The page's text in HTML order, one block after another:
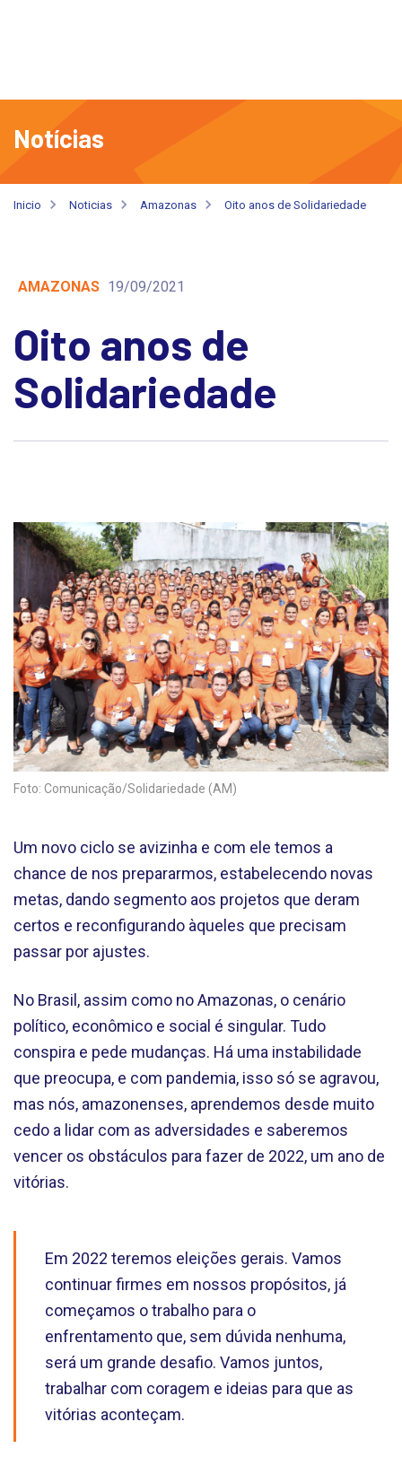
Notícias
Inicio Noticias Amazonas Oito anos de Solidariedade
AMAZONAS 19/09/2021
Oito anos de
Solidariedade
Foto: Comunicação/Solidariedade (AM)
Um novo ciclo se avizinha e com ele temos a
chance de nos prepararmos, estabelecendo novas
metas, dando segmento aos projetos que deram
certos e reconfigurando àqueles que precisam
passar por ajustes.
No Brasil, assim como no Amazonas, o cenário
político, econômico e social é singular. Tudo
conspira e pede mudanças. Há uma instabilidade
que preocupa, e com pandemia, isso só se agravou,
mas nós, amazonenses, aprendemos desde muito
cedo a lidar com as adversidades e saberemos
vencer os obstáculos para fazer de 2022, um ano de
vitórias.
Em 2022 teremos eleições gerais. Vamos
continuar firmes em nossos propósitos, já
começamos o trabalho para o
enfrentamento que, sem dúvida nenhuma,
será um grande desafio. Vamos juntos,
trabalhar com coragem e ideias para que as
vitórias aconteçam.